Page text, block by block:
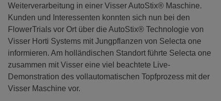
Weiterverarbeitung in einer Visser AutoStix® Maschine.
Kunden und Interessenten konnten sich nun bei den
FlowerTrials vor Ort über die AutoStix® Technologie von
Visser Horti Systems mit Jungpflanzen von Selecta one
informieren. Am holländischen Standort führte Selecta one
zusammen mit Visser eine viel beachtete Live-
Demonstration des vollautomatischen Topfprozess mit der
Visser Maschine vor.